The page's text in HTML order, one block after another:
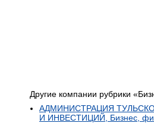
Другие компании рубрики
АДМИНИСТРАЦИЯ
И ИНВЕСТИЦИЙ, Бизнес,